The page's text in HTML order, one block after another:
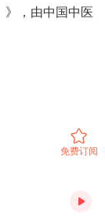
》，由中国中医
免费订阅